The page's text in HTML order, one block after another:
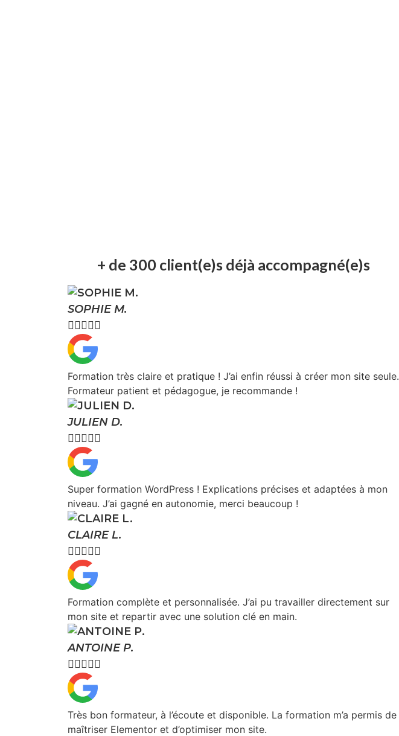
+ de 300 client(e)s déjà accompagné(e)s
SOPHIE M.

Formation très claire et pratique ! J’ai enfin réussi à créer mon site seule.
Formateur patient et pédagogue, je recommande !
JULIEN D.

Super formation WordPress ! Explications précises et adaptées à mon
niveau. J’ai gagné en autonomie, merci beaucoup !
CLAIRE L.

Formation complète et personnalisée. J’ai pu travailler directement sur
mon site et repartir avec une solution clé en main.
ANTOINE P.

Très bon formateur, à l’écoute et disponible. La formation m’a permis de
maîtriser Elementor et d’optimiser mon site.